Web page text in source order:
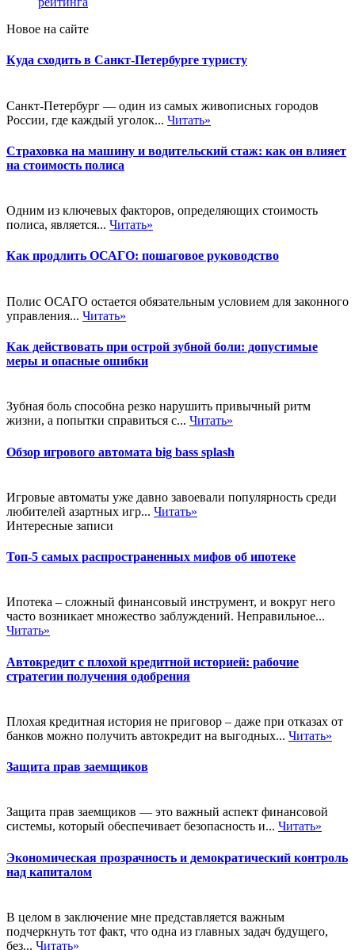
Новое на сайте
Куда сходить в Санкт-Петербурге туристу
Санкт-Петербург — один из самых живописных городов
России, где каждый уголок... Читать»
Страховка на машину и водительский стаж: как он влияет
на стоимость полиса
Одним из ключевых факторов, определяющих стоимость
полиса, является... Читать»
Как продлить ОСАГО: пошаговое руководство
Полис ОСАГО остается обязательным условием для законного
управления... Читать»
Как действовать при острой зубной боли: допустимые
меры и опасные ошибки
Зубная боль способна резко нарушить привычный ритм
жизни, а попытки справиться с... Читать»
Обзор игрового автомата big bass splash
Игровые автоматы уже давно завоевали популярность среди
любителей азартных игр... Читать»
Интересные записи
Топ-5 самых распространенных мифов об ипотеке
Ипотека – сложный финансовый инструмент, и вокруг него
часто возникает множество заблуждений. Неправильное...
Читать»
Автокредит с плохой кредитной историей: рабочие
стратегии получения одобрения
Плохая кредитная история не приговор – даже при отказах от
банков можно получить автокредит на выгодных... Читать»
Защита прав заемщиков
Защита прав заемщиков — это важный аспект финансовой
системы, который обеспечивает безопасность и... Читать»
Экономическая прозрачность и демократический контроль
над капиталом
В целом в заключение мне представляется важным
подчеркнуть тот факт, что одна из главных задач будущего,
без... Читать»